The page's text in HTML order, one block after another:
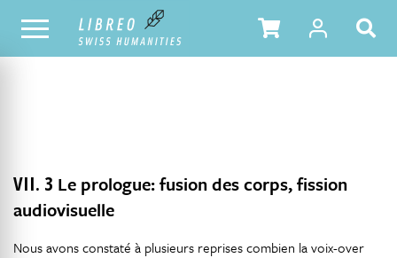
NOTRE CATALOGUE TABLE DES MATIÈRES
VII. 3 Le prologue: fusion des corps, fission
audiovisuelle
Nous avons constaté à plusieurs reprises combien la voix-over